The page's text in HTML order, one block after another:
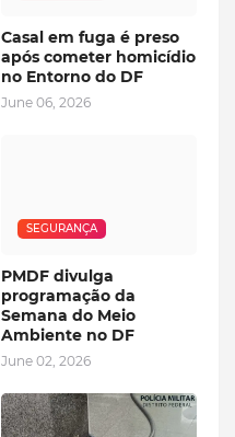
Casal em fuga é preso
após cometer homicídio
no Entorno do DF
June 06, 2026
SEGURANÇA
PMDF divulga
programação da
Semana do Meio
Ambiente no DF
June 02, 2026